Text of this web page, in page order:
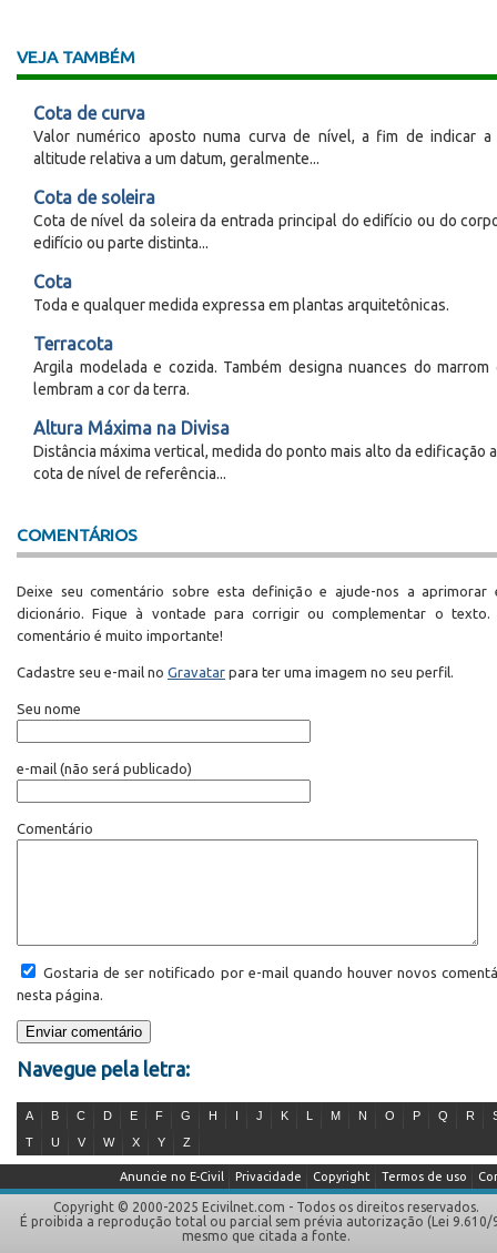
VEJA TAMBÉM
Cota de curva
Valor numérico aposto numa curva de nível, a fim de indicar a
altitude relativa a um datum, geralmente...
Cota de soleira
Cota de nível da soleira da entrada principal do edifício ou do
edifício ou parte distinta...
Cota
Toda e qualquer medida expressa em plantas arquitetônicas.
Terracota
Argila modelada e cozida. Também designa nuances do marrom
lembram a cor da terra.
Altura Máxima na Divisa
Distância máxima vertical, medida do ponto mais alto da edificação
cota de nível de referência...
COMENTÁRIOS
Deixe seu comentário sobre esta definição e ajude-nos a aprimorar
dicionário. Fique à vontade para corrigir ou complementar o texto.
comentário é muito importante!
Cadastre seu e-mail no Gravatar para ter uma imagem no seu perfil.
Seu nome
e-mail (não será publicado)
Comentário
Gostaria de ser notificado por e-mail quando houver novos
nesta página.
Navegue pela letra:
A B C D E F G H J K M N O P Q R
T
U V W X Y Z
Termos de uso
Copyright
Privacidade
Anuncie no E-Civil
Copyright © 2000-2025 Ecivilnet.com - Todos os direitos reservados.
É proibida a reprodução total ou parcial sem prévia autorização (Lei 9.610/
mesmo que citada a fonte.